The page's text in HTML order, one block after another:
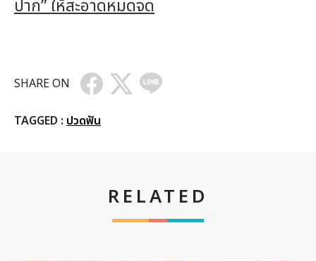
ปาก” ให้สะอาดหมดจด
SHARE ON
TAGGED : ปวดฟัน
RELATED